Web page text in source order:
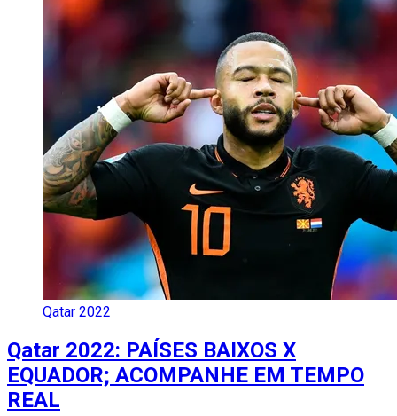
Qatar 2022
Qatar 2022: PAÍSES BAIXOS X
EQUADOR; ACOMPANHE EM TEMPO
REAL